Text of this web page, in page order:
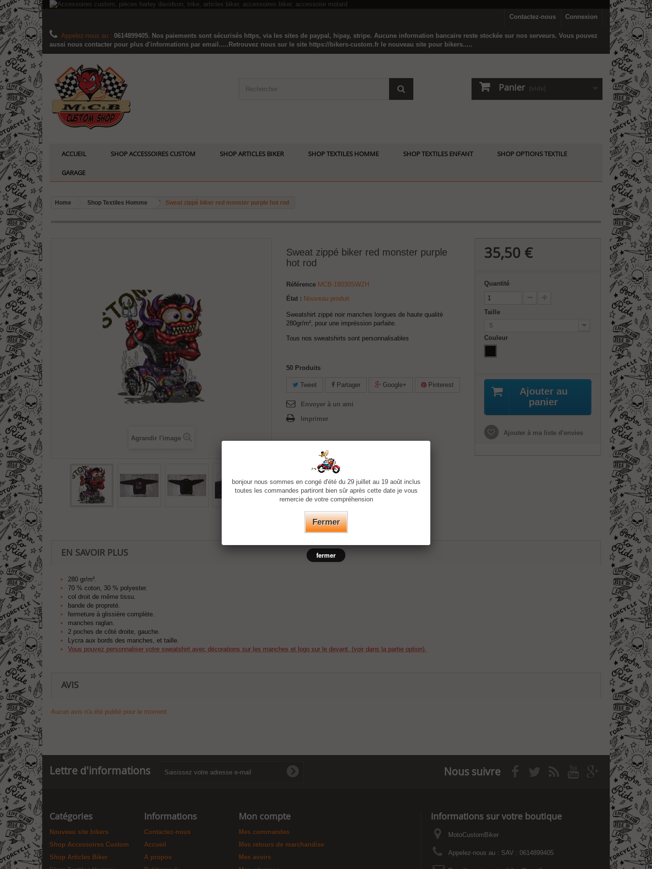
Connexion
Contactez-nous
Appelez-nous au : 0614899405. Nos paiements sont sécurisés https, via les sites de paypal, hipay, stripe. Aucune information bancaire reste stockée sur nos serveurs. Vous pouvez
aussi nous contacter pour plus d'informations par email.....Retrouvez nous sur le site https://bikers-custom.fr le nouveau site pour bikers.....
Panier (vide)
ACCUEIL SHOP ACCESSOIRES CUSTOM SHOP ARTICLES BIKER SHOP TEXTILES HOMME SHOP TEXTILES ENFANT SHOP OPTIONS TEXTILE
GARAGE
Home Shop Textiles Homme Sweat zippé biker red monster purple hot rod
Agrandir l'image
Sweat zippé biker red monster purple
hot rod
Référence MCB-18030SWZH
État : Nouveau produit
Sweatshirt zippé noir manches longues de haute qualité
280gr/m², pour une impréssion parfaite.
Tous nos sweatshirts sont personnalisables
50 Produits
Tweet Partager Google+ Pinterest
Envoyer à un ami
Imprimer
35,50 €
Quantité
Taille
S
Couleur
Ajouter au
panier
Ajouter à ma liste d'envies
EN SAVOIR PLUS
280 gr/m².
70 % coton, 30 % polyester.
col droit de même tissu.
bande de propreté.
fermeture à glissière complète.
manches raglan.
2 poches de côté droite, gauche.
Lycra aux bords des manches, et taille.
Vous pouvez personnaliser votre sweatshirt avec décorations sur les manches et logo sur le devant, (voir dans la partie option).
AVIS
Aucun avis n'a été publié pour le moment.
Lettre d'informations Nous suivre
Catégories
Nouveau site bikers
Shop Accessoires Custom
Shop Articles Biker
Informations
Contactez-nous
Accueil
A propos
Mon compte
Mes commandes
Mes retours de marchandise
Mes avoirs
Informations sur votre boutique
MotoCustomBiker
Appelez-nous au : SAV : 0614899405
bonjour nous sommes en congé d'été du 29 juillet au 19 août inclus
toutes les commandes partiront bien sûr après cette date je vous
remercie de votre compréhension
Fermer
fermer